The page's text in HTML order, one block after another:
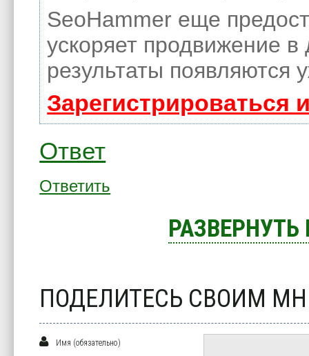
SeoHammer еще
ускоряет продвижение
результаты появляются
Зарегистрироваться
Ответ
Ответить
ПОДЕЛИТЕСЬ СВОИМ
Имя (обязательно)